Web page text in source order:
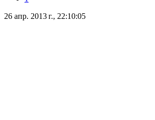
26 апр. 2013 г., 22:10:05